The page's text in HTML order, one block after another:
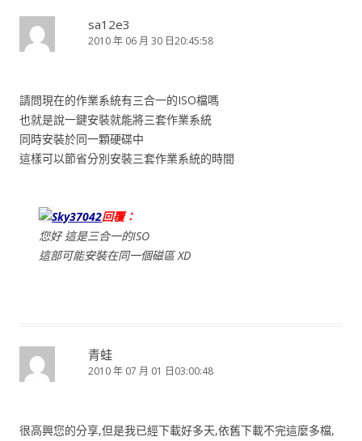
sa12e3
2010 年 06 月 30 日20:45:58
請問現在的作業系統有三合一的ISO檔嗎
也就是說一鍵安裝就能將三套作業系統
同時安裝於同一顆硬碟中
這樣可以節省分別安裝三套作業系統的時間
Sky37042回覆：
您好 這是三合一的ISO
這部可能安裝在同一個磁區 XD
青蛙
2010 年 07 月 01 日03:00:48
很高興您的分享,但是我已經下載好多天,依舊下載不完這麼多檔,